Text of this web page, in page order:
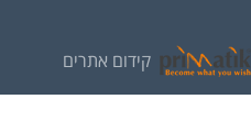
קידום אתרים